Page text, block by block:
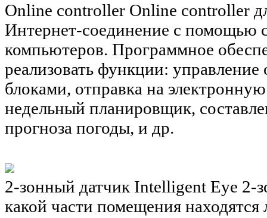
Online controller Online controller
Интернет-соединение с
компьютеров. Программное
реализовать функции:
блоками, отправка на
недельный планировщик,
прогноза погоды, и др.
2-зонный датчик Intelligent Eye 2-
какой части помещения